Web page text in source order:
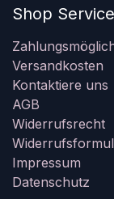
Shop
Versandkosten
Kontaktiere uns
AGB
Widerrufsrecht
Impressum
Datenschutz